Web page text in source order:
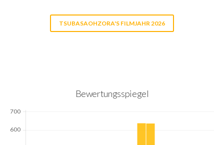
TSUBASAOHZORA'S FILMJAHR 2026
Bewertungsspiegel